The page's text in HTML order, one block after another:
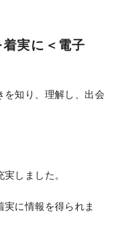
実に＜電子
知り、理解し、出会
しました。
に情報を得られま